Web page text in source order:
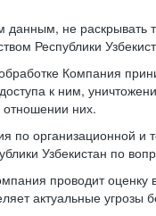
не
Республики
Компания
к ним,
них.
организационной
Узбекистан по
проводит
актуальные